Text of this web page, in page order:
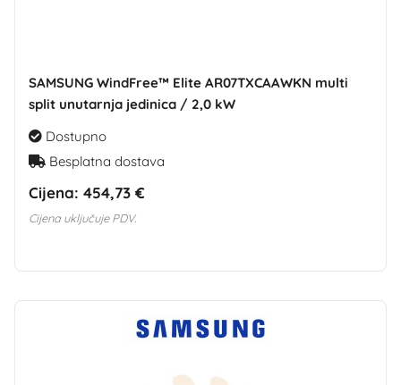
SAMSUNG WindFree™ Elite AR07TXCAAWKN multi
split unutarnja jedinica / 2,0 kW
Dostupno
Besplatna dostava
Cijena: 454,73 €
Cijena uključuje PDV.